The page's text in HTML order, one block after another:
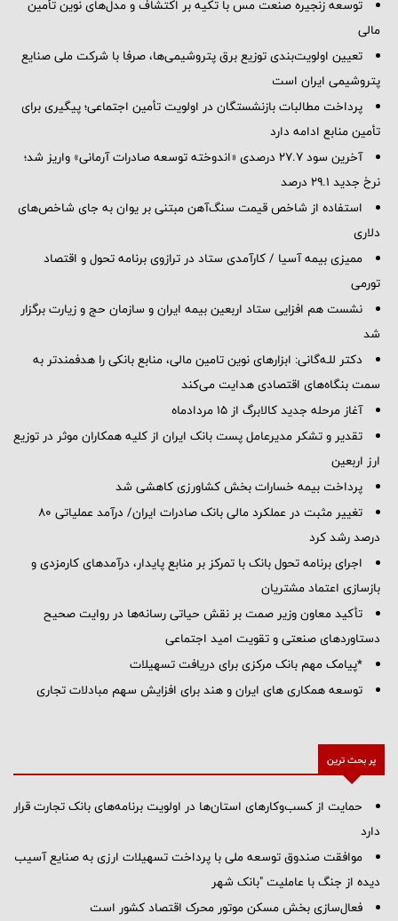
توسعه زنجیره صنعت مس با تکیه بر اکتشاف و مدل‌های نوین تأمین
مالی
تعیین اولویت‌بندی توزیع برق پتروشیمی‌ها، صرفا با شرکت ملی صنایع
پتروشیمی ایران است
پرداخت مطالبات بازنشستگان در اولویت تأمین اجتماعی؛ پیگیری برای
تأمین منابع ادامه دارد
آخرین سود ۲۷.۷ درصدی «اندوخته توسعه صادرات آرمانی» واریز شد؛
نرخ جدید ۲۹.۱ درصد
استفاده از شاخص قیمت سنگ‌آهن مبتنی بر یوان به جای شاخص‌های
دلاری
ممیزی بیمه آسیا / کارآمدی ستاد در ترازوی برنامه تحول و اقتصاد
تورمی
نشست هم افزایی ستاد اربعین بیمه ایران و سازمان حج و زیارت برگزار
شد
دکتر للـه‌گانی: ابزارهای نوین تامین مالی، منابع بانکی را هدفمندتر به
سمت بنگاه‌های اقتصادی هدایت می‌کند
آغاز مرحله جدید کالابرگ از ۱۵ مردادماه
تقدیر و تشکر مدیرعامل پست بانک ایران از کلیه همکاران موثر در توزیع
ارز اربعین
پرداخت بیمه خسارات بخش کشاورزی کاهشی شد
تغییر مثبت در عملکرد مالی بانک صادرات ایران/ درآمد عملیاتی 80
درصد رشد کرد
اجرای برنامه تحول بانک با تمرکز بر منابع پایدار، درآمدهای کارمزدی و
بازسازی اعتماد مشتریان
تأکید معاون وزیر صمت بر نقش حیاتی رسانه‌ها در روایت صحیح
دستاوردهای صنعتی و تقویت امید اجتماعی
*پیامک مهم بانک مرکزی برای دریافت تسهیلات
توسعه همکاری های ایران و هند برای افزایش سهم مبادلات تجاری
پر بحث ترین
حمایت از کسب‌وکارهای استان‌ها در اولویت برنامه‌های بانک تجارت قرار
دارد
موافقت صندوق توسعه ملی با پرداخت تسهیلات ارزی به صنایع آسیب
دیده از جنگ با عاملیت "بانک شهر
فعال‌سازی بخش مسکن موتور محرک اقتصاد کشور است